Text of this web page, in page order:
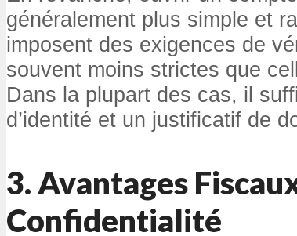
généralement plus simple et
imposent des exigences de
souvent moins strictes que
Dans la plupart des cas, il
d’identité et un justificatif de
3. Avantages
Confidentialité